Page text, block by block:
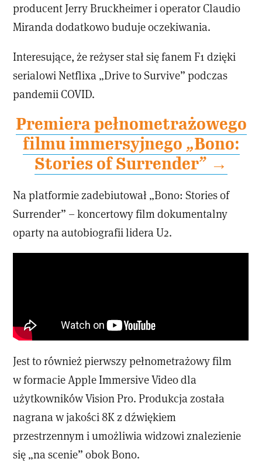
producent Jerry Bruckheimer i operator Claudio
Miranda dodatkowo buduje oczekiwania.
Interesujące, że reżyser stał się fanem F1 dzięki
serialowi Netflixa „Drive to Survive” podczas
pandemii COVID.
Premiera pełnometrażowego
filmu immersyjnego „Bono:
Stories of Surrender” →
Na platformie zadebiutował „Bono: Stories of
Surrender” – koncertowy film dokumentalny
oparty na autobiografii lidera U2.
Jest to również pierwszy pełnometrażowy film
w formacie Apple Immersive Video dla
użytkowników Vision Pro. Produkcja została
nagrana w jakości 8K z dźwiękiem
przestrzennym i umożliwia widzowi znalezienie
się „na scenie” obok Bono.